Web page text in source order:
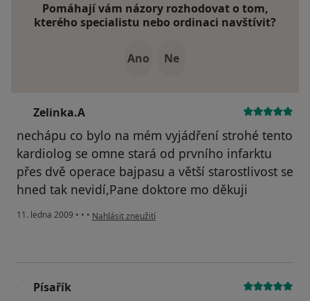
Pomáhají vám názory rozhodovat o tom,
kterého specialistu nebo ordinaci navštívit?
Ano Ne
Zelinka.A
nechápu co bylo na mém vyjádření strohé tento
kardiolog se omne stará od prvního infarktu
přes dvě operace bajpasu a větší starostlivost se
hned tak nevidí,Pane doktore mo děkuji
11. ledna 2009 • • • podle názoru uživatele Zelinka.A
Nahlásit zneužití
Písařík